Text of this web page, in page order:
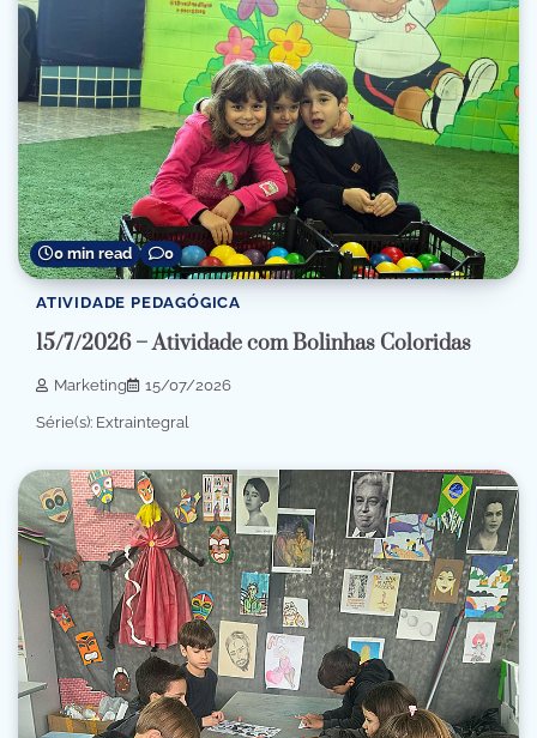
0 min read 0
ATIVIDADE PEDAGÓGICA
15/7/2026 – Atividade com Bolinhas Coloridas
Marketing 15/07/2026
Série(s): Extraintegral